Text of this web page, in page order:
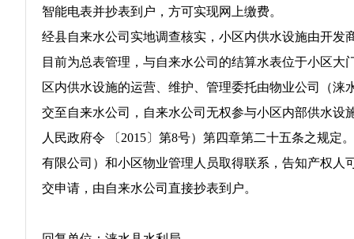
智能电表并抄表到户，方可实现网上缴费。
经县自来水公司实地调查核实，小区内供水设施由开
目前为总表管理，与自来水公司的结算水表位于小区
区内供水设施的运营、维护、管理委托由物业公司（
交至自来水公司，自来水公司无权参与小区内部供水
人民政府令 〔2015〕第8号）第四章第二十五条之规
有限公司）和小区物业管理人员取得联系，告知产权
交申请，由自来水公司直接抄表到户。